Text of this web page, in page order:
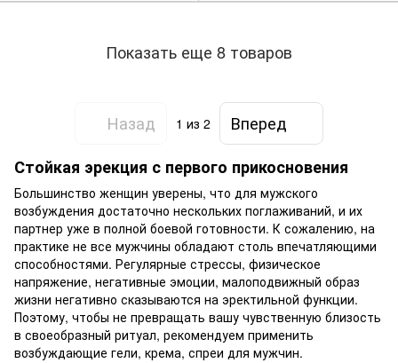
Показать еще 8 товаров
Назад 1 из 2
Вперед
Стойкая эрекция с первого прикосновения
Большинство женщин уверены, что для мужского
возбуждения достаточно нескольких поглаживаний, и их
партнер уже в полной боевой готовности. К сожалению, на
практике не все мужчины обладают столь впечатляющими
способностями. Регулярные стрессы, физическое
напряжение, негативные эмоции, малоподвижный образ
жизни негативно сказываются на эректильной функции.
Поэтому, чтобы не превращать вашу чувственную близость
в своеобразный ритуал, рекомендуем применить
возбуждающие гели, крема, спреи для мужчин.